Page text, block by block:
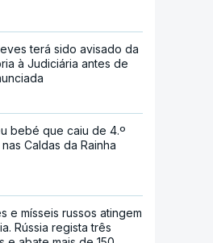
terá sido avisado da
à Judiciária antes de
bebé que caiu de 4.º
Caldas da Rainha
e mísseis russos atingem
Rússia regista três